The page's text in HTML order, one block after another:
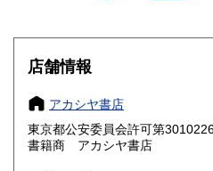
岐阜県
愛知県
滋賀県 1,620円
店舗情報
アカシヤ書店
東京都公安委員会許可第
書籍商 アカシヤ書店